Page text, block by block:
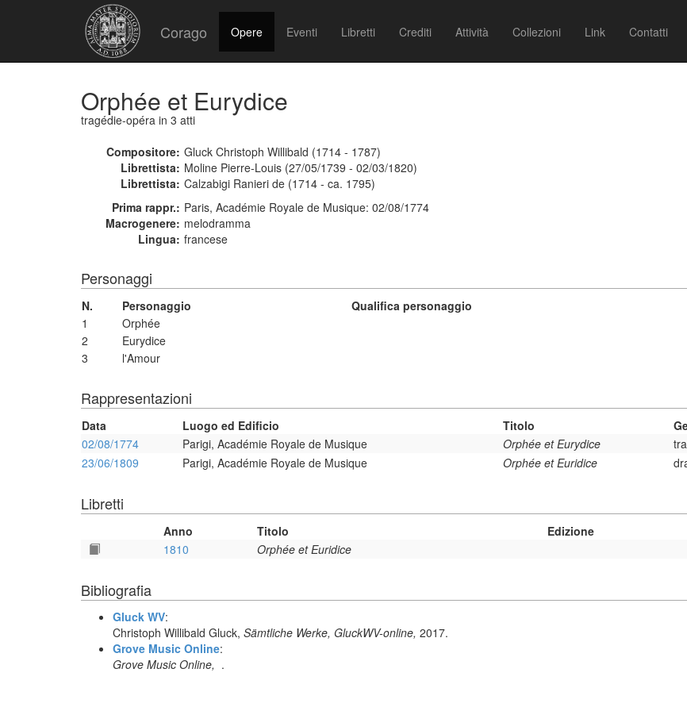
Corago Opere Eventi Libretti Crediti Attività Collezioni Link Contatti
Orphée et Eurydice
tragédie-opéra in 3 atti
Compositore: Gluck Christoph Willibald (1714 - 1787)
Librettista: Moline Pierre-Louis (27/05/1739 - 02/03/1820)
Librettista: Calzabigi Ranieri de (1714 - ca. 1795)
Prima rappr.: Paris, Académie Royale de Musique: 02/08/1774
Macrogenere: melodramma
Lingua: francese
Personaggi
N. Personaggio Qualifica personaggio
1
Orphée
2
Eurydice
3
l'Amour
Rappresentazioni
Data Luogo ed Edificio Titolo
02/08/1774
Parigi, Académie Royale de Musique Orphée et Eurydice
23/06/1809
Parigi, Académie Royale de Musique Orphée et Euridice
Libretti
Anno Titolo Edizione
1810
Orphée et Euridice
Bibliografia
Gluck WV:
Christoph Willibald Gluck, Sämtliche Werke, GluckWV-online, 2017.
Grove Music Online:
Grove Music Online, .